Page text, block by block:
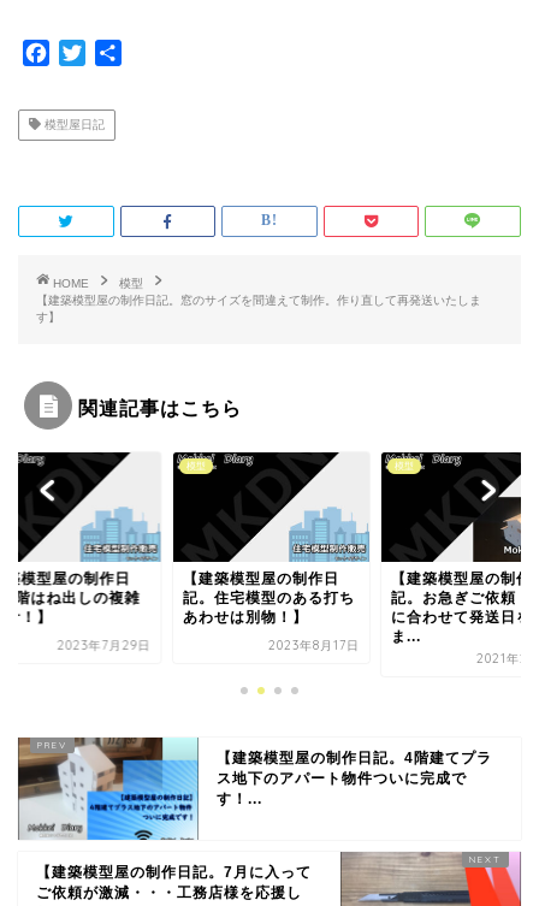
c
e
o
k
i
t
r
模型屋日記
HOME
模型
【建築模型屋の制作日記。窓のサイズを間違えて制作。作り直して再発送いたしま
す】
関連記事はこちら
築模型屋の制作日
住宅模型のある打ち
せは別物！】
2023年8月17日
模型
【建築模型屋の制作日
記。お急ぎご依頼！予定
に合わせて発送日を選べ
模型
【建築模型屋の制作
記。住宅模型を使っ
合せが最強】
【建築模型屋の制作日記。4階建てプラ
ス地下のアパート物件ついに完成で
す！...
【建築模型屋の制作日記。7月に入って
ご依頼が激減・・・工務店様を応援し